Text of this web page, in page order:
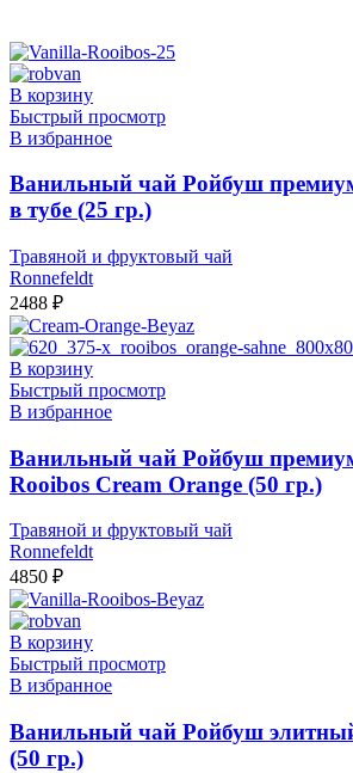
В корзину
Быстрый просмотр
В избранное
Ванильный чай Ройбуш
в тубе (25 гр.)
Травяной и фруктовый чай
Ronnefeldt
2488 ₽
В корзину
Быстрый просмотр
В избранное
Ванильный чай Ройбуш
Rooibos Cream Orange (50 гр.)
Травяной и фруктовый чай
Ronnefeldt
4850 ₽
В корзину
Быстрый просмотр
В избранное
Ванильный чай Ройбуш
(50 гр.)